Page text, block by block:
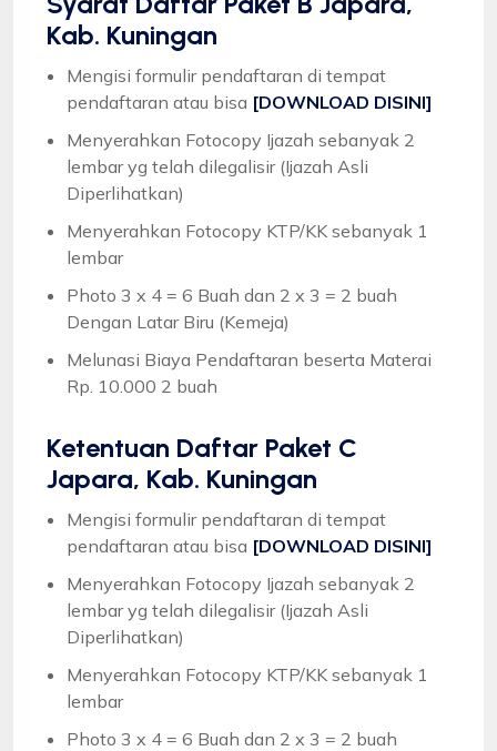
Kab. Kuningan
Mengisi formulir pendaftaran di tempat
pendaftaran atau bisa [DOWNLOAD DISINI]
Menyerahkan Fotocopy Ijazah sebanyak 2
lembar yg telah dilegalisir (Ijazah Asli
Diperlihatkan)
Menyerahkan Fotocopy KTP/KK sebanyak 1
lembar
Photo 3 x 4 = 6 Buah dan 2 x 3 = 2 buah
Dengan Latar Biru (Kemeja)
Melunasi Biaya Pendaftaran beserta Materai
Rp. 10.000 2 buah
Ketentuan Daftar Paket C
Japara, Kab. Kuningan
Mengisi formulir pendaftaran di tempat
pendaftaran atau bisa [DOWNLOAD DISINI]
Menyerahkan Fotocopy Ijazah sebanyak 2
lembar yg telah dilegalisir (Ijazah Asli
Diperlihatkan)
Menyerahkan Fotocopy KTP/KK sebanyak 1
lembar
Photo 3 x 4 = 6 Buah dan 2 x 3 = 2 buah